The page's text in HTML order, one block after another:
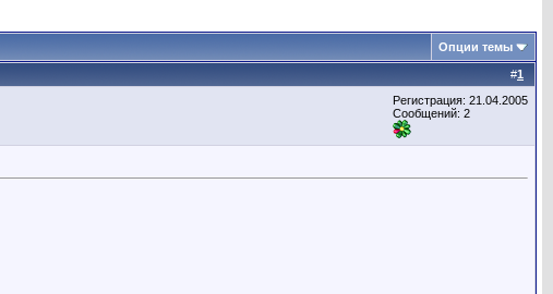
Опции темы
#1
Регистрация: 21.04.2005
Сообщений: 2